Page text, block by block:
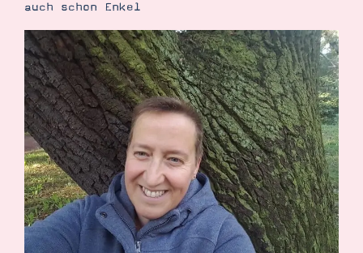
Angebote
Blog
Gutscheine
Produkte erklärt
Über mich
Über Stampin’ Up!
Tipps & Tricks
Ordnungstipps
auch schon Enkel